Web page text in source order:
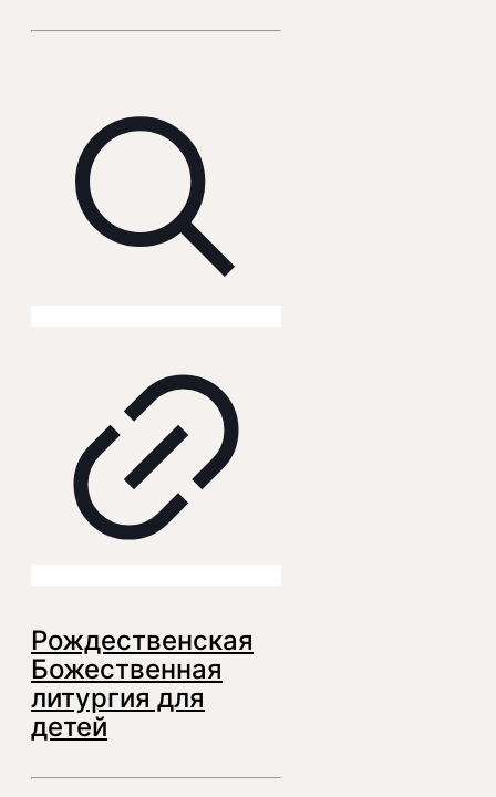
Рождественская
Божественная
литургия для
детей